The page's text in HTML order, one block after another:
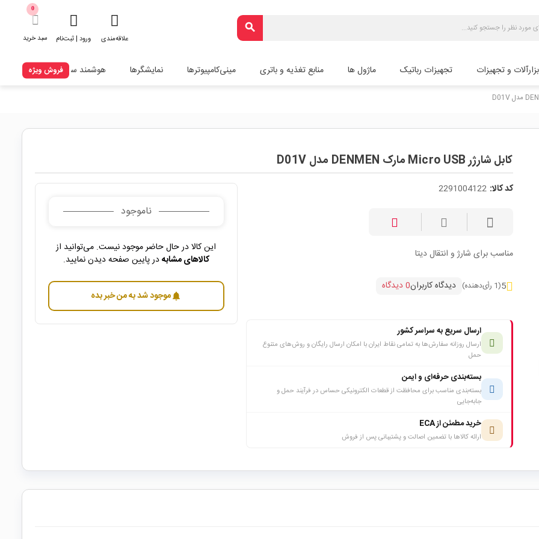
search
علاقه‌مندی ورود | ثبت‌نام
0
سبد خرید
و تجهیزات تجهیزات رباتیک ماژول ها منابع تغذیه و باتری مینی‌کامپیوترها نمایشگرها هوشمند سازیفروش ویژه
کابل شارژر Micro USB مارک DENMEN مدل D01V
کد کالا: 2291004122
مناسب برای شارژ و انتقال دیتا
5(1 رأی‌دهنده) دیدگاه کاربران0 دیدگاه
ارسال سریع به سراسر کشور
ارسال روزانه سفارش‌ها به تمامی نقاط ایران با امکان ارسال رایگان و روش‌های متنوع
حمل
بسته‌بندی حرفه‌ای و ایمن
بسته‌بندی مناسب برای محافظت از قطعات الکترونیکی حساس در فرآیند حمل و
جابه‌جایی
خرید مطمئن از ECA
ارائه کالاها با تضمین اصالت و پشتیبانی پس از فروش
ناموجود
این کالا در حال حاضر موجود نیست. می‌توانید از
کالاهای مشابهدر پایین صفحه دیدن نمایید.
notificationsموجود شد به من خبر بده